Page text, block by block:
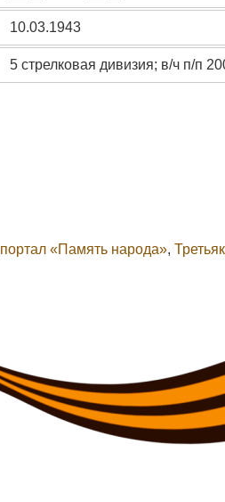
10.03.1943
5 стрелковая дивизия; в/ч п/п
портал «Память народа»,